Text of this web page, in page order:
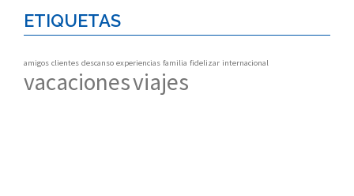
ETIQUETAS
amigos clientes descanso experiencias familia fidelizar internacional
vacacionesviajes